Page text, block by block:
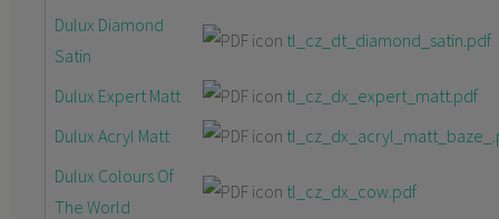
KONTAKT
Dulux Diamond
Satin
tl_cz_dt_diamond_satin.pdf
Dulux Expert Matt
tl_cz_dx_expert_matt.pdf
Dulux Acryl Matt
Dulux Colours Of
The World
tl_cz_dx_cow.pdf